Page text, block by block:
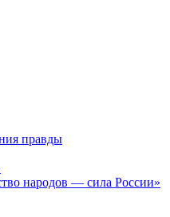
правды
народов — сила России»